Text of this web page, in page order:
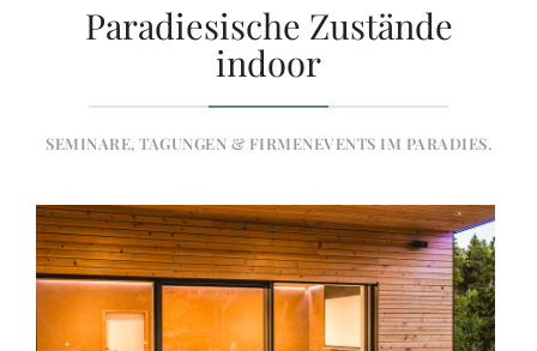
Paradiesische Zustände
indoor
SEMINARE, TAGUNGEN & FIRMENEVENTS IM PARADIES.